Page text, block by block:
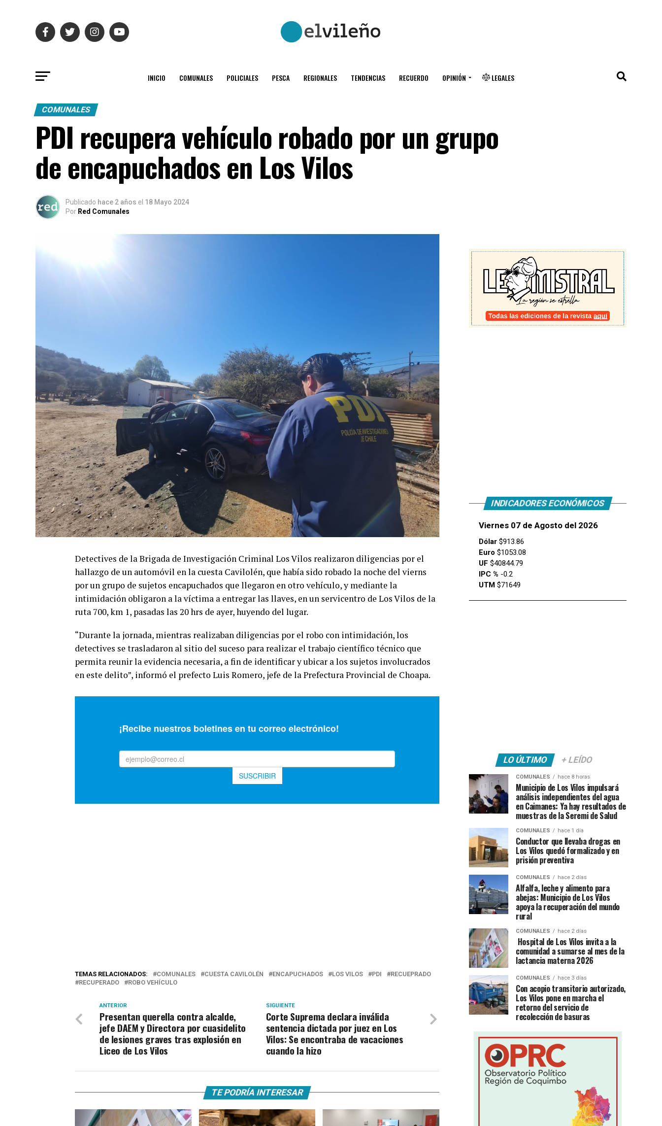
INICIO COMUNALES POLICIALES PESCA REGIONALES TENDENCIAS RECUERDO OPINIÓN LEGALES
COMUNALES
PDI recupera vehículo robado por un grupo
de encapuchados en Los Vilos
Publicado hace 2 años el 18 Mayo 2024
Por Red Comunales
Detectives de la Brigada de Investigación Criminal Los Vilos realizaron diligencias por el
hallazgo de un automóvil en la cuesta Cavilolén, que había sido robado la noche del vierns
por un grupo de sujetos encapuchados que llegaron en otro vehículo, y mediante la
intimidación obligaron a la víctima a entregar las llaves, en un servicentro de Los Vilos de la
ruta 700, km 1, pasadas las 20 hrs de ayer, huyendo del lugar.
“Durante la jornada, mientras realizaban diligencias por el robo con intimidación, los
detectives se trasladaron al sitio del suceso para realizar el trabajo científico técnico que
permita reunir la evidencia necesaria, a fin de identificar y ubicar a los sujetos involucrados
en este delito”, informó el prefecto Luis Romero, jefe de la Prefectura Provincial de Choapa.
TEMAS RELACIONADOS: COMUNALES CUESTA CAVILOLÉN ENCAPUCHADOS LOS VILOS PDI
RECUEPRADO
RECUPERADO
ROBO VEHÍCULO
SIGUIENTE
Corte Suprema declara inválida
sentencia dictada por juez en Los
Vilos: Se encontraba de vacaciones
cuando la hizo
ANTERIOR
Presentan querella contra alcalde,
jefe DAEM y Directora por cuasidelito
de lesiones graves tras explosión en
Liceo de Los Vilos
TE PODRÍA INTERESAR
INDICADORES ECONÓMICOS
Viernes 07 de Agosto del 2026
Dólar $913.86
Euro $1053.08
UF $40844.79
IPC % -0.2
UTM $71649
LO ÚLTIMO + LEÍDO
COMUNALES hace 8 horas
Municipio de Los Vilos impulsará
análisis independientes del agua
en Caimanes: Ya hay resultados de
muestras de la Seremi de Salud
COMUNALES hace 1 día
Conductor que llevaba drogas en
Los Vilos quedó formalizado y en
prisión preventiva
COMUNALES hace 2 días
Alfalfa, leche y alimento para
abejas: Municipio de Los Vilos
apoya la recuperación del mundo
rural
COMUNALES hace 2 días
Hospital de Los Vilos invita a la
comunidad a sumarse al mes de la
lactancia materna 2026
COMUNALES hace 3 días
Con acopio transitorio autorizado,
Los Vilos pone en marcha el
retorno del servicio de
recolección de basuras